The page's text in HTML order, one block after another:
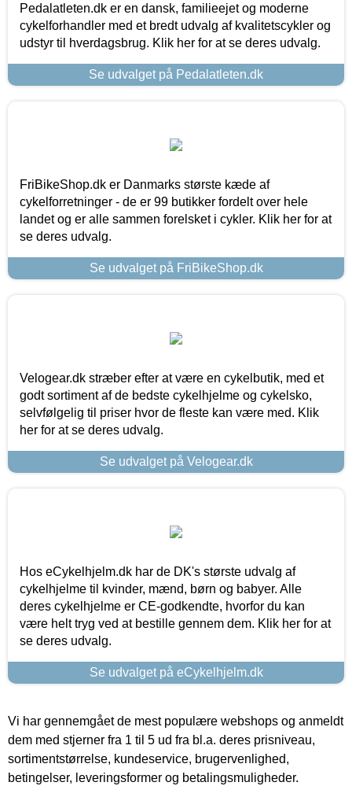
Pedalatleten.dk er en dansk, familieejet og moderne
cykelforhandler med et bredt udvalg af kvalitetscykler og
udstyr til hverdagsbrug. Klik her for at se deres udvalg.
Se udvalget på Pedalatleten.dk
FriBikeShop.dk er Danmarks største kæde af
cykelforretninger - de er 99 butikker fordelt over hele
landet og er alle sammen forelsket i cykler. Klik her for at
se deres udvalg.
Se udvalget på FriBikeShop.dk
Velogear.dk stræber efter at være en cykelbutik, med et
godt sortiment af de bedste cykelhjelme og cykelsko,
selvfølgelig til priser hvor de fleste kan være med. Klik
her for at se deres udvalg.
Se udvalget på Velogear.dk
Hos eCykelhjelm.dk har de DK's største udvalg af
cykelhjelme til kvinder, mænd, børn og babyer. Alle
deres cykelhjelme er CE-godkendte, hvorfor du kan
være helt tryg ved at bestille gennem dem. Klik her for at
se deres udvalg.
Se udvalget på eCykelhjelm.dk
Vi har gennemgået de mest populære webshops og anmeldt
dem med stjerner fra 1 til 5 ud fra bl.a. deres prisniveau,
sortimentstørrelse, kundeservice, brugervenlighed,
betingelser, leveringsformer og betalingsmuligheder.